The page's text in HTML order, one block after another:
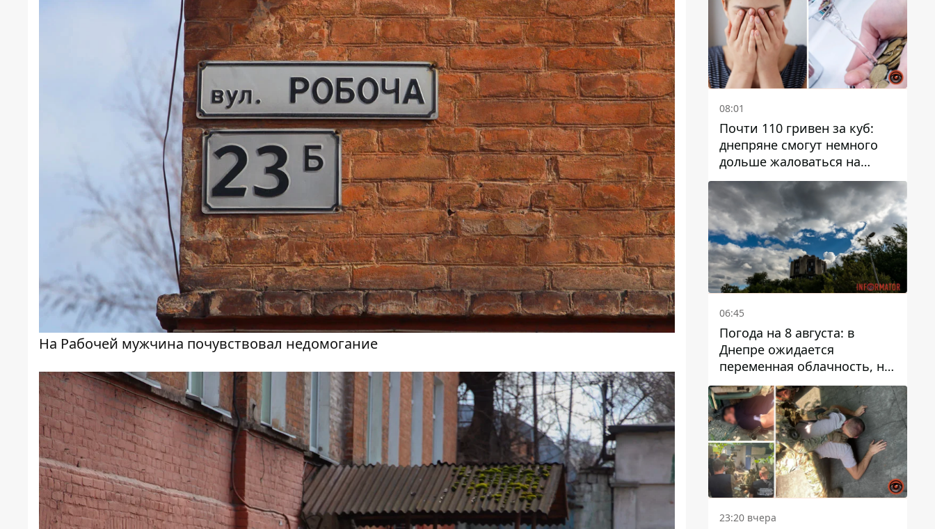
На Рабочей мужчина почувствовал недомогание
08:01
Почти 110 гривен за куб:
днепряне смогут немного
дольше жаловаться на
запланированные тарифы
на воду на 2027 год
06:45
Погода на 8 августа: в
Днепре ожидается
переменная облачность, но
может пойти дождь
23:20 вчера